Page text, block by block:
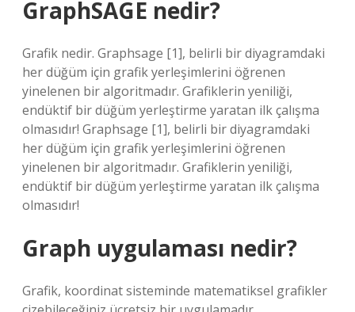
GraphSAGE nedir?
Grafik nedir. Graphsage [1], belirli bir diyagramdaki
her düğüm için grafik yerleşimlerini öğrenen
yinelenen bir algoritmadır. Grafiklerin yeniliği,
endüktif bir düğüm yerleştirme yaratan ilk çalışma
olmasıdır! Graphsage [1], belirli bir diyagramdaki
her düğüm için grafik yerleşimlerini öğrenen
yinelenen bir algoritmadır. Grafiklerin yeniliği,
endüktif bir düğüm yerleştirme yaratan ilk çalışma
olmasıdır!
Graph uygulaması nedir?
Grafik, koordinat sisteminde matematiksel grafikler